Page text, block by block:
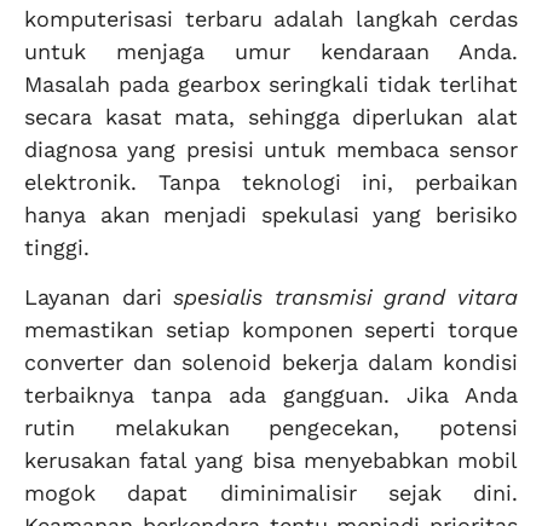
komputerisasi terbaru adalah langkah cerdas
untuk menjaga umur kendaraan Anda.
Masalah pada gearbox seringkali tidak terlihat
secara kasat mata, sehingga diperlukan alat
diagnosa yang presisi untuk membaca sensor
elektronik. Tanpa teknologi ini, perbaikan
hanya akan menjadi spekulasi yang berisiko
tinggi.
Layanan darispesialis transmisi grand vitara
memastikan setiap komponen seperti torque
converter dan solenoid bekerja dalam kondisi
terbaiknya tanpa ada gangguan. Jika Anda
rutin melakukan pengecekan, potensi
kerusakan fatal yang bisa menyebabkan mobil
mogok dapat diminimalisir sejak dini.